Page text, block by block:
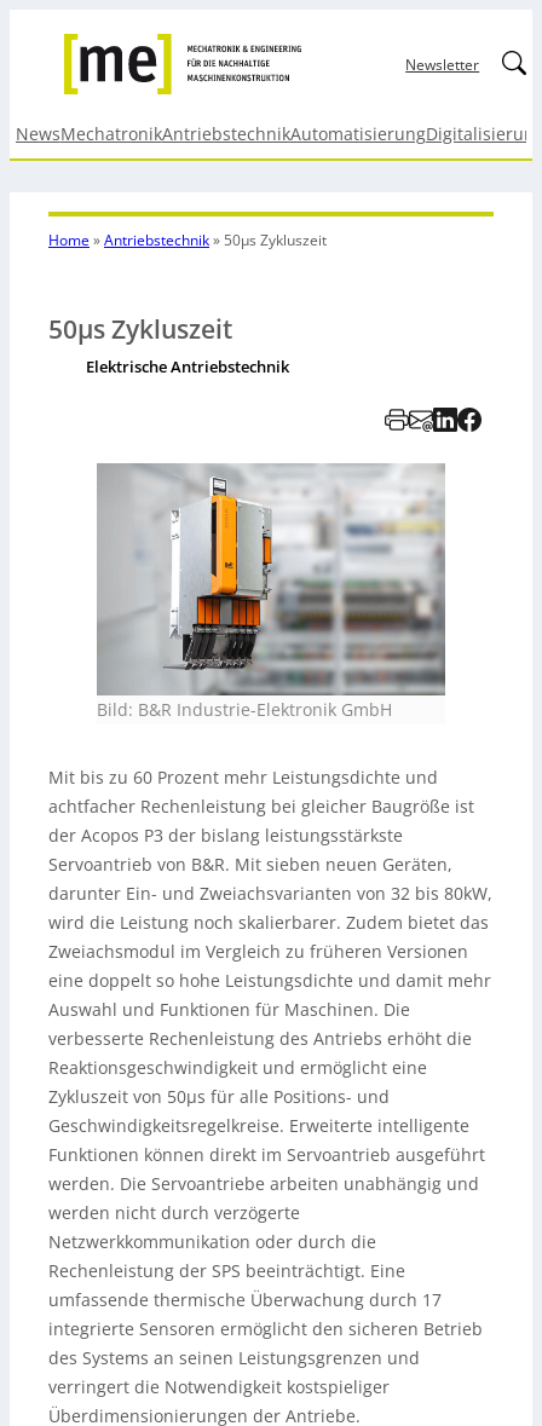
Newsletter
NewsMechatronikAntriebstechnikAutomatisierung
Home»Antriebstechnik» 50µs Zykluszeit
50µs Zykluszeit
Elektrische Antriebstechnik
Bild: B&R Industrie-Elektronik GmbH
Mit bis zu 60 Prozent mehr Leistungsdichte und
achtfacher Rechenleistung bei gleicher Baugröße ist
der Acopos P3 der bislang leistungsstärkste
Servoantrieb von B&R. Mit sieben neuen Geräten,
darunter Ein- und Zweiachsvarianten von 32 bis 80kW,
wird die Leistung noch skalierbarer. Zudem bietet das
Zweiachsmodul im Vergleich zu früheren Versionen
eine doppelt so hohe Leistungsdichte und damit mehr
Auswahl und Funktionen für Maschinen. Die
verbesserte Rechenleistung des Antriebs erhöht die
Reaktionsgeschwindigkeit und ermöglicht eine
Zykluszeit von 50µs für alle Positions- und
Geschwindigkeitsregelkreise. Erweiterte intelligente
Funktionen können direkt im Servoantrieb ausgeführt
werden. Die Servoantriebe arbeiten unabhängig und
werden nicht durch verzögerte
Netzwerkkommunikation oder durch die
Rechenleistung der SPS beeinträchtigt. Eine
umfassende thermische Überwachung durch 17
integrierte Sensoren ermöglicht den sicheren Betrieb
des Systems an seinen Leistungsgrenzen und
verringert die Notwendigkeit kostspieliger
Überdimensionierungen der Antriebe.